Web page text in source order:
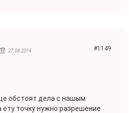
#1149
27.08.2014
обстоят дела с нашым
точку нужно разрешение